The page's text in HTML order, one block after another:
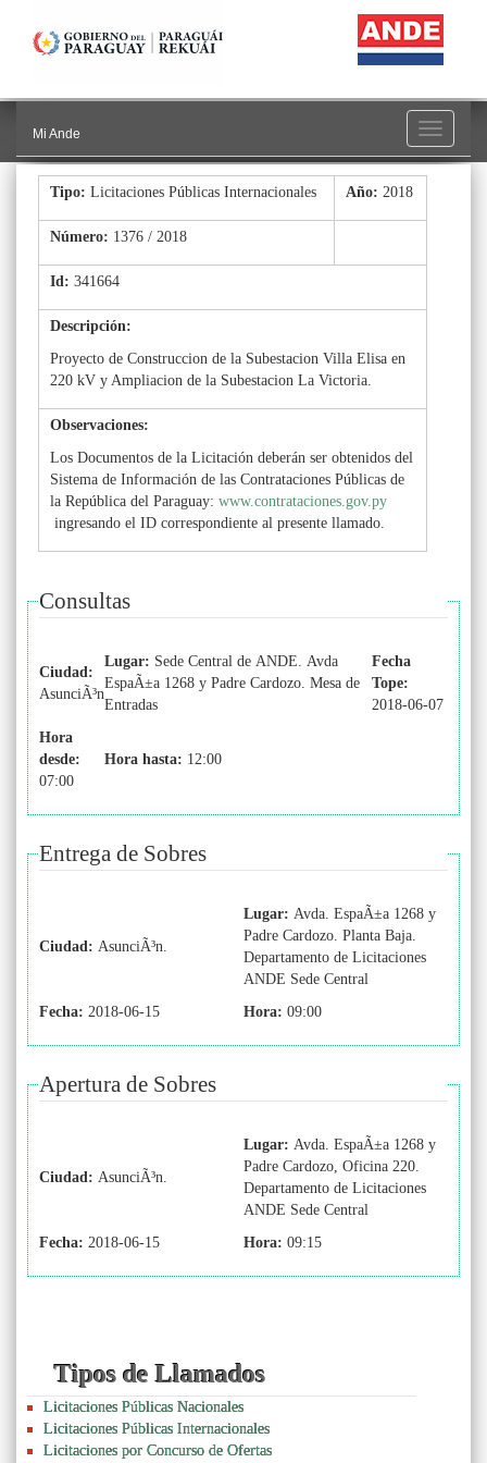
Toggle
Mi Ande
Tipo: Licitaciones Públicas Internacionales Año: 2018
Número: 1376 / 2018
Id: 341664
Descripción:
Proyecto de Construccion de la Subestacion Villa Elisa en
220 kV y Ampliacion de la Subestacion La Victoria.
Observaciones:
Los Documentos de la Licitación deberán ser obtenidos del
Sistema de Información de las Contrataciones Públicas de
la República del Paraguay: www.contrataciones.gov.py
ingresando el ID correspondiente al presente llamado.
Consultas
Ciudad:
AsunciÃ³n
Lugar: Sede Central de ANDE. Avda
EspaÃ±a 1268 y Padre Cardozo. Mesa de
Entradas
Fecha
Tope:
2018-06-07
Hora
desde:
07:00
Hora hasta: 12:00
Entrega de Sobres
Ciudad: AsunciÃ³n.
Lugar: Avda. EspaÃ±a 1268 y
Padre Cardozo. Planta Baja.
Departamento de Licitaciones
ANDE Sede Central
Fecha: 2018-06-15 Hora: 09:00
Apertura de Sobres
Ciudad: AsunciÃ³n.
Lugar: Avda. EspaÃ±a 1268 y
Padre Cardozo, Oficina 220.
Departamento de Licitaciones
ANDE Sede Central
Fecha: 2018-06-15 Hora: 09:15
Tipos de Llamados
Licitaciones Públicas Nacionales
Licitaciones Públicas Internacionales
Licitaciones por Concurso de Ofertas